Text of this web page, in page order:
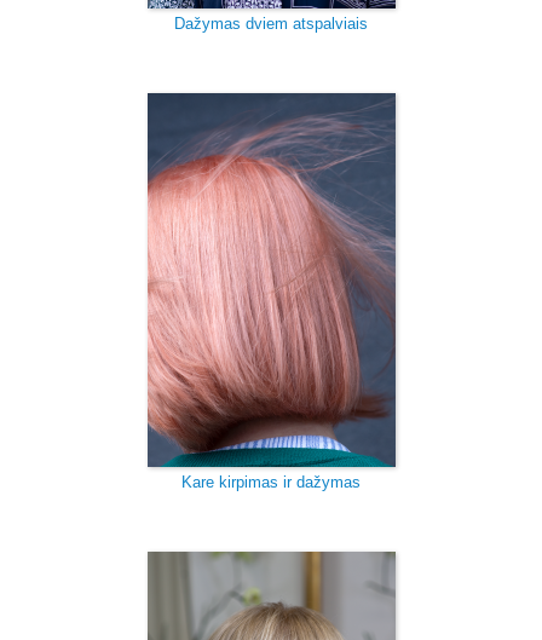
Dažymas dviem atspalviais
Kare kirpimas ir dažymas